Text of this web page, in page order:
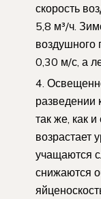
скорость
5,8 м³/ч.
воздушного
0,30 м/с, а
разведении
так же, как
возрастает
учащаются
снижаются